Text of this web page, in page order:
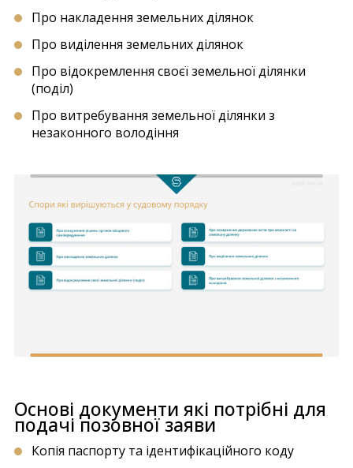
Про накладення земельних ділянок
Про виділення земельних ділянок
Про відокремлення своєї земельної ділянки
(поділ)
Про витребування земельної ділянки з
незаконного володіння
Основі документи які потрібні для
подачі позовної заяви
Копія паспорту та ідентифікаційного коду